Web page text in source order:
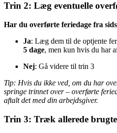
Trin 2: Læg eventuelle
Har du overførte feriedage fra
Ja: Læg dem til de optjente
5 dage, men kun hvis du har
Nej: Gå videre til trin 3
Tip: Hvis du ikke ved, om du har
springe trinnet over – overførte
aftalt det med din arbejdsgiver.
Trin 3: Træk allerede